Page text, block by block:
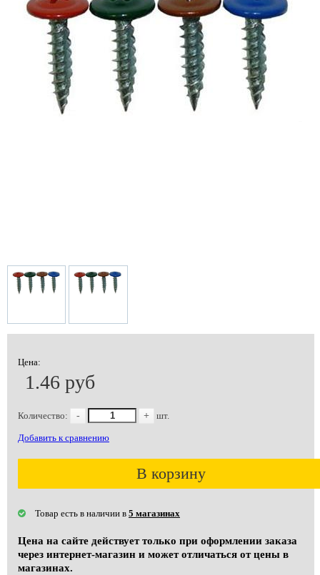
Цена:
1.46 руб
Количество: - + шт.
Добавить к сравнению
В корзину
Товар есть в наличии в 5 магазинах
Цена на сайте действует только при оформлении заказа
через интернет-магазин и может отличаться от цены в
магазинах.